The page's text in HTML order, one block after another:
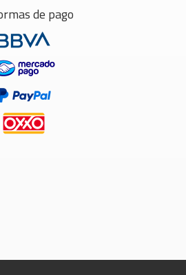
de pago